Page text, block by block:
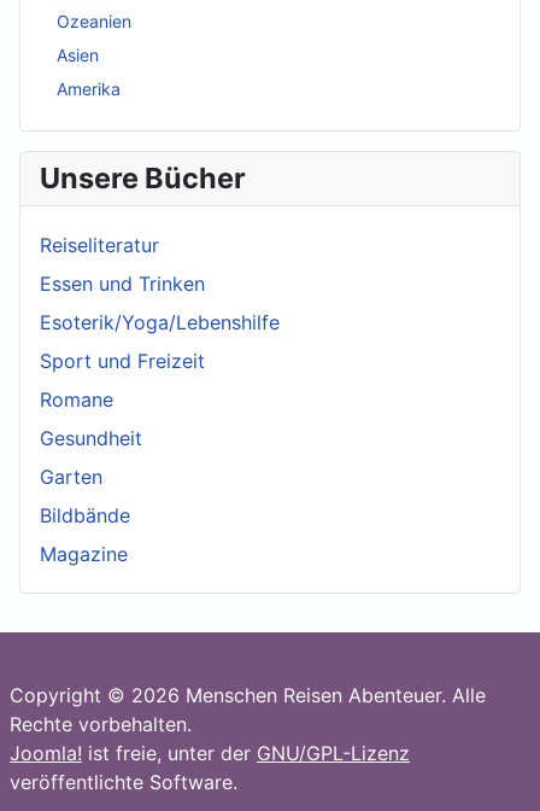
Ozeanien
Asien
Amerika
Unsere Bücher
Reiseliteratur
Essen und Trinken
Esoterik/Yoga/Lebenshilfe
Sport und Freizeit
Romane
Gesundheit
Garten
Bildbände
Magazine
Copyright © 2026 Menschen Reisen Abenteuer. Alle
Rechte vorbehalten.
Joomla! ist freie, unter der GNU/GPL-Lizenz
veröffentlichte Software.